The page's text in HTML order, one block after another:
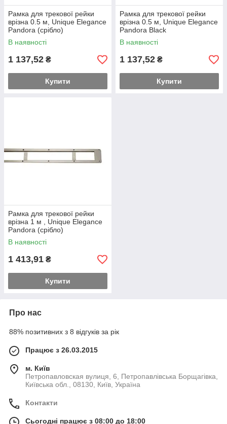
Рамка для трекової рейки
врізна 0.5 м, Unique Elegance
Pandora (срібло)
В наявності
1 137,52 ₴
Купити
Рамка для трекової рейки
врізна 0.5 м, Unique Elegance
Pandora Black
В наявності
1 137,52 ₴
Купити
Рамка для трекової рейки
врізна 1 м , Unique Elegance
Pandora (срібло)
В наявності
1 413,91 ₴
Купити
Про нас
88% позитивних з 8 відгуків за рік
Працює з 26.03.2015
м. Київ
Петропавловская вулиця, 6, Петропавлівська Борщагівка,
Київська обл., 08130, Київ, Україна
Контакти
Сьогодні працює з 08:00 до 18:00